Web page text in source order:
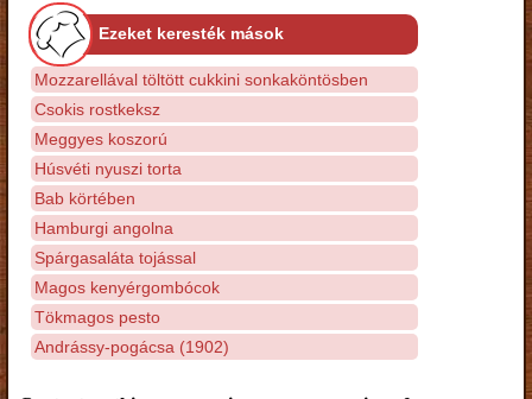
Ezeket keresték mások
Mozzarellával töltött cukkini sonkaköntösben
Csokis rostkeksz
Meggyes koszorú
Húsvéti nyuszi torta
Bab körtében
Hamburgi angolna
Spárgasaláta tojással
Magos kenyérgombócok
Tökmagos pesto
Andrássy-pogácsa (1902)